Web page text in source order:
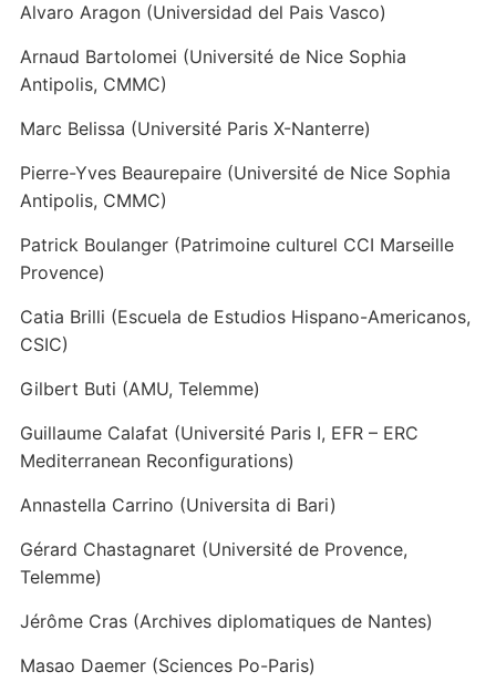
Alvaro Aragon (Universidad del Pais Vasco)
Arnaud Bartolomei (Université de Nice Sophia
Antipolis, CMMC)
Marc Belissa (Université Paris X-Nanterre)
Pierre-Yves Beaurepaire (Université de Nice Sophia
Antipolis, CMMC)
Patrick Boulanger (Patrimoine culturel CCI Marseille
Provence)
Catia Brilli (Escuela de Estudios Hispano-Americanos,
CSIC)
Gilbert Buti (AMU, Telemme)
Guillaume Calafat (Université Paris I, EFR – ERC
Mediterranean Reconfigurations)
Annastella Carrino (Universita di Bari)
Gérard Chastagnaret (Université de Provence,
Telemme)
Jérôme Cras (Archives diplomatiques de Nantes)
Masao Daemer (Sciences Po-Paris)